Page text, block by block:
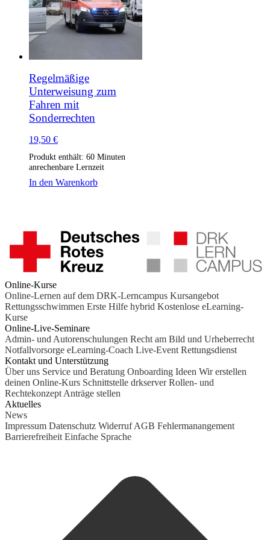
Regelmäßige
Unterweisung zum
Fahren mit
Sonderrechten
19,50 €
Produkt enthält: 60 Minuten
anrechenbare Lernzeit
In den Warenkorb
Online-Kurse
Online-Lernen auf dem DRK-Lerncampus Kursangebot
Rettungsschwimmen Erste Hilfe hybrid Kostenlose eLearning-
Kurse
Online-Live-Seminare
Admin- und Autorenschulungen Recht am Bild und Urheberrecht
Notfallvorsorge eLearning-Coach Live-Event Rettungsdienst
Kontakt und Unterstützung
Über uns Service und Beratung Onboarding Ideen Wir erstellen
deinen Online-Kurs Schnittstelle drkserver Rollen- und
Rechtekonzept Anträge stellen
Aktuelles
News
Impressum Datenschutz Widerruf AGB Fehlermanangement
Barrierefreiheit Einfache Sprache